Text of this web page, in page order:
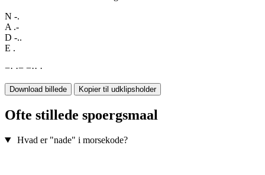
N -.
A .-
D -..
E .
−· ·− −·· ·
Download billede Kopier til udklipsholder
Ofte stillede spoergsmaal
Hvad er "nade" i morsekode?